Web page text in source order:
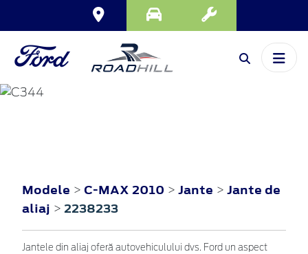
Modele > C-MAX 2010 > Jante > Jante de
aliaj > 2238233
Jantele din aliaj oferă autovehiculului dvs. Ford un aspect